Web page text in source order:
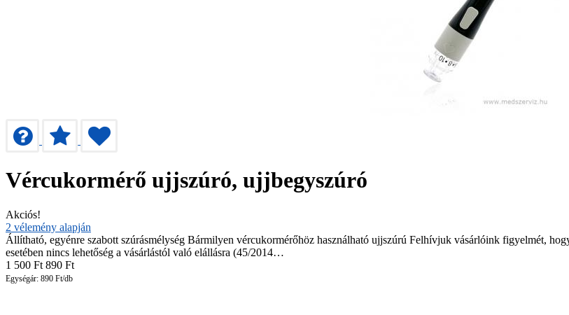
Vércukormérő ujjszúró, ujjbegyszúró
Akciós!
2 vélemény alapján
Állítható, egyénre szabott szúrásmélység Bármilyen vércukormérőhöz használható ujjszúrú Felhívjuk vásárlóink figyelmét,
esetében nincs lehetőség a vásárlástól való elállásra (45/2014…
1 500 Ft 890 Ft
Egységár: 890 Ft/db